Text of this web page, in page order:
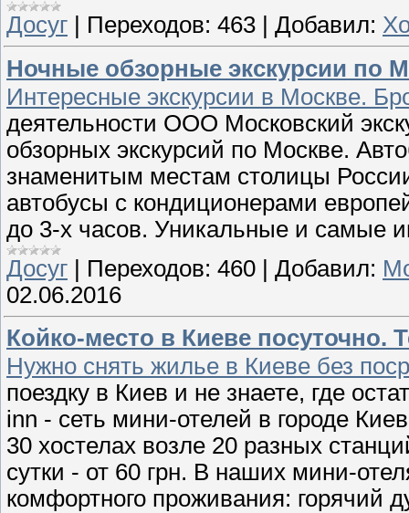
Досуг
Переходов: 463 Добавил:
Ночные обзорные экскурсии по
Интересные экскурсии в Москве.
деятельности ООО Московский
обзорных экскурсий по Москве.
знаменитым местам столицы
автобусы с кондиционерами
до 3-х часов. Уникальные и самые
Досуг | Переходов: 460 | Добавил:
02.06.2016
Койко-место в Киеве посуточно.
Нужно снять жилье в Киеве без
поездку в Киев и не знаете, где
inn - сеть мини-отелей в городе
30 хостелах возле 20 разных
сутки - от 60 грн. В наших мини-
комфортного проживания: горячий